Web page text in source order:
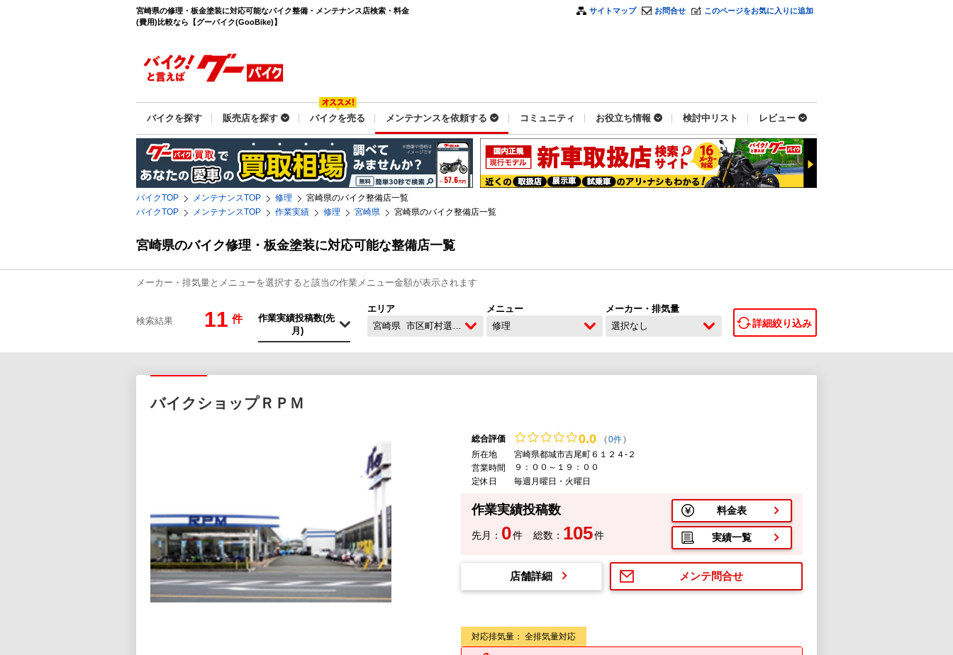
宮崎県の修理・板金塗装に対応可能なバイク整備・メンテナンス店検索・料金
(費用)比較なら【グーバイク(GooBike)】
サイトマップ お問合せ このページをお気に入りに追加
バイクを探す 販売店を探す バイクを売る メンテナンスを依頼する コミュニティ お役立ち情報 検討中リスト レビュー
バイクTOP メンテナンスTOP 修理
宮崎県のバイク整備店一覧
バイクTOP
メンテナンスTOP 作業実績 修理 宮崎県 宮崎県のバイク整備店一覧
宮崎県のバイク修理・板金塗装に対応可能な整備店一覧
メーカー・排気量とメニューを選択すると該当の作業メニュー金額が表示されます
検索結果 11 件
エリア
宮崎県 市区町村選択なし
メニュー
修理
メーカー・排気量
選択なし
詳細絞り込み
バイクショップＲＰＭ
総合評価 0.0 (0件)
所在地
宮崎県都城市吉尾町６１２４-２
営業時間
９：００～１９：００
定休日
毎週月曜日・火曜日
作業実績投稿数
先月： 0件 総数： 105件
料金表
実績一覧
メンテ問合せ
店舗詳細
対応排気量： 全排気量対応